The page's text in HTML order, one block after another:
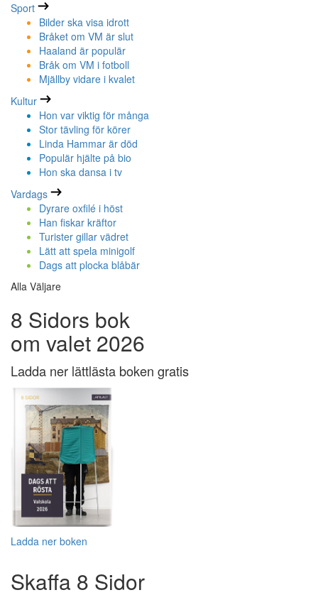
Sport
Bilder ska visa idrott
Bråket om VM är slut
Haaland är populär
Bråk om VM i fotboll
Mjällby vidare i kvalet
Kultur
Hon var viktig för många
Stor tävling för körer
Linda Hammar är död
Populär hjälte på bio
Hon ska dansa i tv
Vardags
Dyrare oxfilé i höst
Han fiskar kräftor
Turister gillar vädret
Lätt att spela minigolf
Dags att plocka blåbär
Alla Väljare
8 Sidors bok
om valet 2026
Ladda ner lättlästa boken gratis
Ladda ner boken
Skaffa 8 Sidor